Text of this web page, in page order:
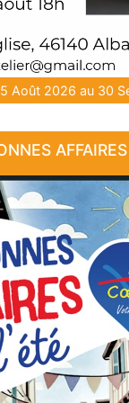
Août 2026 au 30